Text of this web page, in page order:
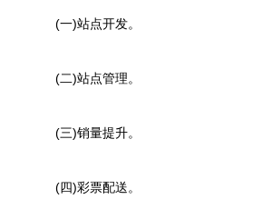
(一)站点开发。
(二)站点管理。
(三)销量提升。
(四)彩票配送。